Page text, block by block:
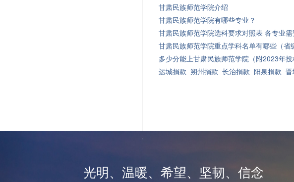
甘肃民族师范学院介绍
甘肃民族师范学院有哪些专业？
甘肃民族师范学院选科要求对照表 各专业
甘肃民族师范学院重点学科名单有哪些（省
多少分能上甘肃民族师范学院（附2023年投
运城捐款 朔州捐款 长治捐款 阳泉捐款
光明、温暖、希望、坚韧、信念